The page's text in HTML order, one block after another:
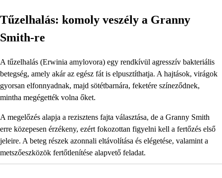
Tűzelhalás: komoly veszély a Granny
Smith-re
A tűzelhalás (Erwinia amylovora) egy rendkívül agresszív bakteriális
betegség, amely akár az egész fát is elpusztíthatja. A hajtások, virágok
gyorsan elfonnyadnak, majd sötétbarnára, feketére színeződnek,
mintha megégették volna őket.
A megelőzés alapja a rezisztens fajta választása, de a Granny Smith
erre közepesen érzékeny, ezért fokozottan figyelni kell a fertőzés első
jeleire. A beteg részek azonnali eltávolítása és elégetése, valamint a
metszőeszközök fertőtlenítése alapvető feladat.